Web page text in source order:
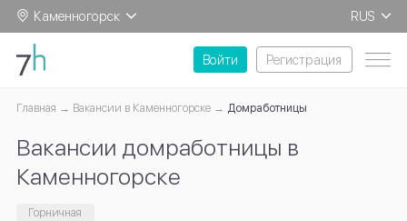
Каменногорск
RUS
EN
Войти
Регистрация
Главная Вакансии в Каменногорске Домработницы
Вакансии домработницы в
Каменногорске
Горничная